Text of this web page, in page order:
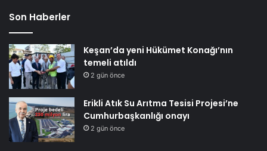
Son Haberler
Keşan’da yeni Hükümet Konağı’nın
temeli atıldı
2 gün önce
Erikli Atık Su Arıtma Tesisi Projesi’ne
Cumhurbaşkanlığı onayı
2 gün önce